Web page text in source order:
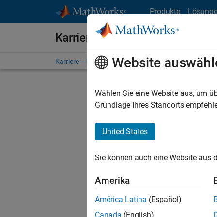
Produkte
Karriere bei MathWorks
Karriere – Übersicht Stellensuche
Stellen
Es
Region
Website
Wählen Sie eine Website aus, um
Grundlage Ihres Standorts
United States
Sie können auch eine Website aus
Amerika
América Latina (Español)
Canada (English)